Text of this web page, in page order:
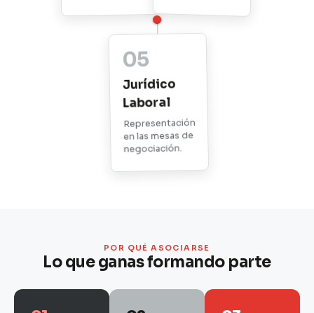
05
Jurídico
Laboral
Representación
en las mesas de
negociación.
POR QUÉ ASOCIARSE
Lo que ganas formando parte